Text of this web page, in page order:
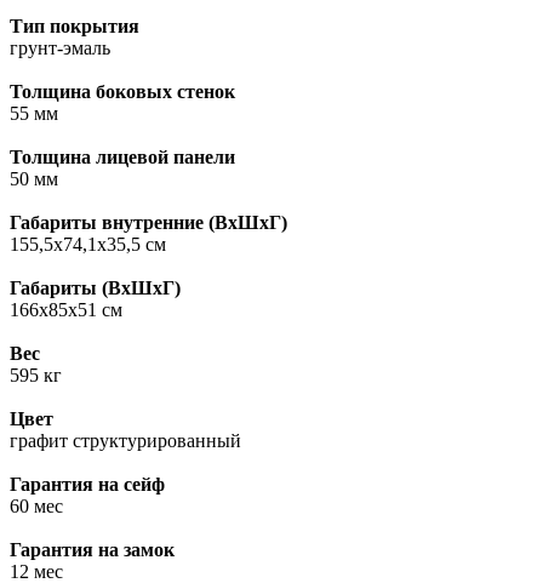
Тип покрытия
грунт-эмаль
Толщина боковых стенок
55 мм
Толщина лицевой панели
50 мм
Габариты внутренние (ВxШxГ)
155,5х74,1х35,5 см
Габариты (ВxШxГ)
166х85х51 см
Вес
595 кг
Цвет
графит структурированный
Гарантия на сейф
60 мес
Гарантия на замок
12 мес